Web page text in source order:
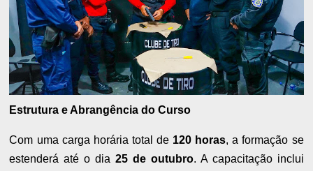
Estrutura e Abrangência do Curso
Com uma carga horária total de 120 horas, a formação se
estenderá até o dia25 de outubro. A capacitação inclui